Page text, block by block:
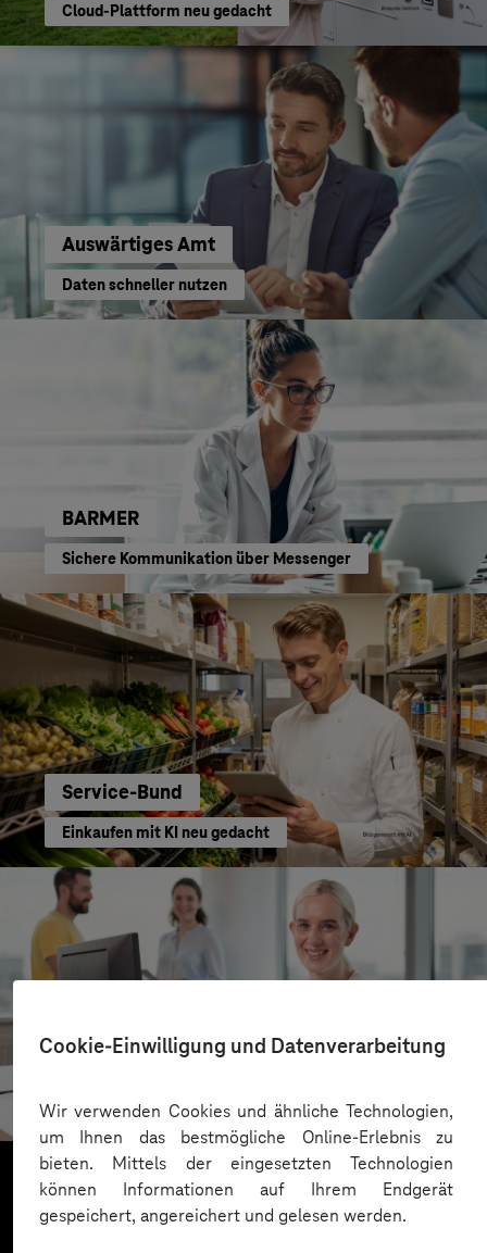
Cookie-Einwilligung und Datenverarbeitung
Wir verwenden Cookies und ähnliche Technologien,
um Ihnen das bestmögliche Online-Erlebnis zu
bieten. Mittels der eingesetzten Technologien
können Informationen auf Ihrem Endgerät
gespeichert, angereichert und gelesen werden.
Cloud-Plattform neu gedacht
Auswärtiges Amt
Daten schneller nutzen
BARMER
Sichere Kommunikation über Messenger
Service-Bund
Einkaufen mit KI neu gedacht
Kreis Bergstraße
KI für moderne Verwaltung
Mehr laden